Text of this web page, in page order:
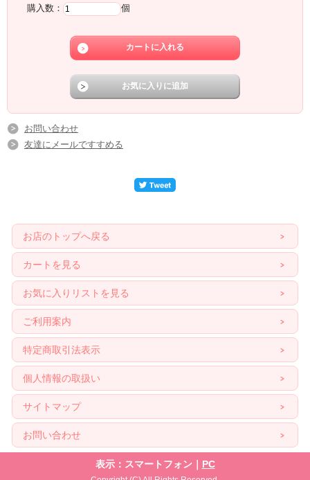
購入数： 個
お問い合わせ
友達にメールですすめる
お店のトップへ戻る
カートを見る
お気に入りリストを見る
ご利用案内
特定商取引法表示
個人情報の取扱い
サイトマップ
お問い合わせ
表示：スマートフォン｜ PC